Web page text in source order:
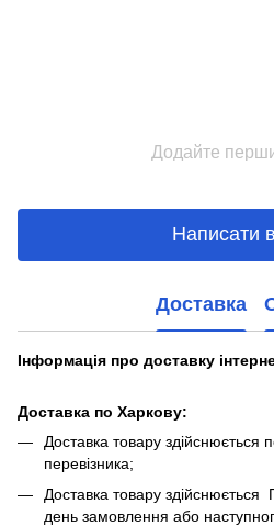
Додайте
Написати
Доставка
Інформація про доставку
Доставка по Харкову:
Доставка товару
перевізника;
Доставка товару
день замовлення або